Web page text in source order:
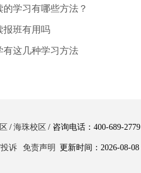
的学习有哪些方法？
报班有用吗
有这几种学习方法
/ 海珠校区 / 咨询电话：400-689-2779
诉 免责声明 更新时间：2026-08-08